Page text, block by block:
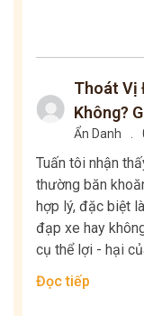
Thoát Vị
Không?
Ẩn Danh
Tuấn tôi nhận
thường băn
hợp lý, đặc biệt
đạp xe hay
cụ thể lợi - hại
Đọc tiếp